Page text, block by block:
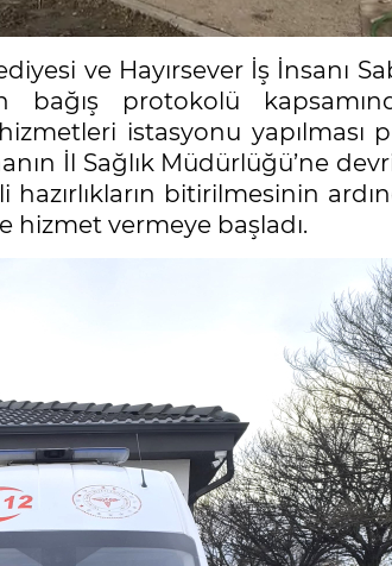
ve Hayırsever İş İnsanı
bağış protokolü
istasyonu yapılması
İl Sağlık Müdürlüğü’ne
bitirilmesinin
hizmet vermeye başladı.